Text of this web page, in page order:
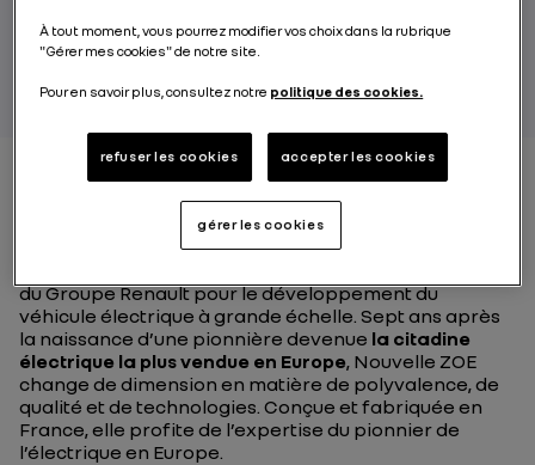
PAR RENAULT GROUP
Le lancement en 2019 de Nouvelle ZOE, troisième
génération du véhicule phare de la gamme électrique
du Groupe Renault pour le développement du
véhicule électrique à grande échelle. Sept ans après
la naissance d’une pionnière devenue la citadine
électrique la plus vendue en Europe, Nouvelle ZOE
change de dimension en matière de polyvalence, de
qualité et de technologies. Conçue et fabriquée en
France, elle profite de l’expertise du pionnier de
l’électrique en Europe.
À tout moment, vous pourrez modifier vos choix dans la rubrique
"Gérer mes cookies" de notre site.
Pour en savoir plus, consultez notre politique des cookies.
refuser les cookies accepter les cookies
gérer les cookies